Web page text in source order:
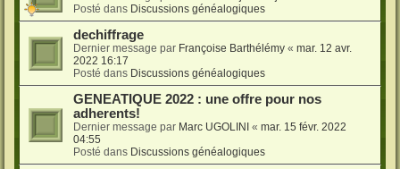
Posté dans Discussions généalogiques
dechiffrage
Dernier message par Françoise Barthélémy « mar. 12 avr.
2022 16:17
Posté dans Discussions généalogiques
GENEATIQUE 2022 : une offre pour nos
adherents!
Dernier message par Marc UGOLINI « mar. 15 févr. 2022
04:55
Posté dans Discussions généalogiques